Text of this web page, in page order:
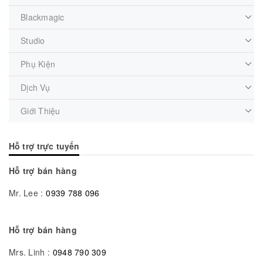
Blackmagic
Studio
Phụ Kiện
Dịch Vụ
Giới Thiệu
Hỗ trợ trực tuyến
Hỗ trợ bán hàng
Mr. Lee : 0939 788 096
Hỗ trợ bán hàng
Mrs. Linh : 0948 790 309